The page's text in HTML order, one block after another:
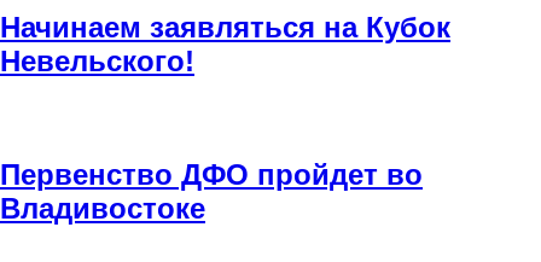
Начинаем заявляться на Кубок
Невельского!
Первенство ДФО пройдет во
Владивостоке